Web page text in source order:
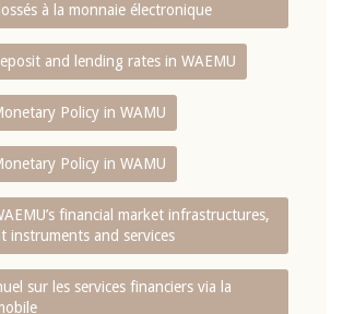
à la monnaie électronique
and lending rates in WAEMU
Policy in WAMU
Policy in WAMU
financial market infrastructures,
instruments and services
sur les services financiers via la